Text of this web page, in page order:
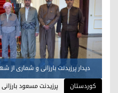
دیدار پرزیدنت بارزانی و شماری از
کوردستان
پرزیدنت مسعود بارزانی